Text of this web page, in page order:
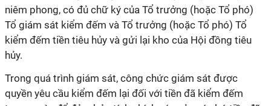
niêm phong, có đủ chữ ký của Tổ trưởng (hoặc Tổ phó)
Tổ giám sát kiểm đếm và Tổ trưởng (hoặc Tổ phó) Tổ
kiểm đếm tiền tiêu hủy và gửi lại kho của Hội đồng tiêu
hủy.
Trong quá trình giám sát, công chức giám sát được
quyền yêu cầu kiểm đếm lại đối với tiền đã kiểm đếm